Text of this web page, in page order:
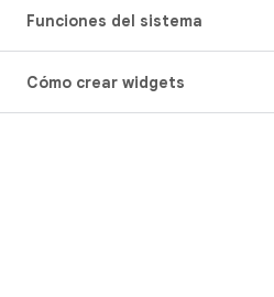
Funciones del sistema
Cómo crear widgets